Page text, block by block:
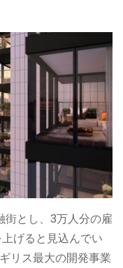
街とし、3万人分の雇
げると見込んでい
リス最大の開発事業